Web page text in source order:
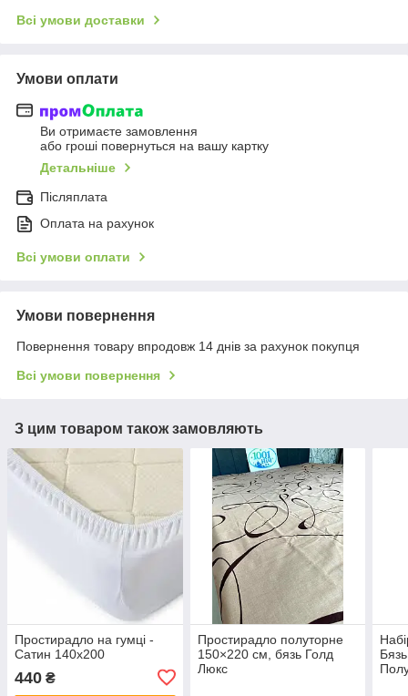
Всі умови доставки
Умови оплати
Ви отримаєте замовлення
або гроші повернуться на вашу картку
Детальніше
Післяплата
Оплата на рахунок
Всі умови оплати
Умови повернення
Повернення товару впродовж 14 днів за рахунок покупця
Всі умови повернення
З цим товаром також замовляють
Простирадло на гумці -
Сатин 140х200
440 ₴
Простирадло полуторне
150×220 см, бязь Голд
Люкс